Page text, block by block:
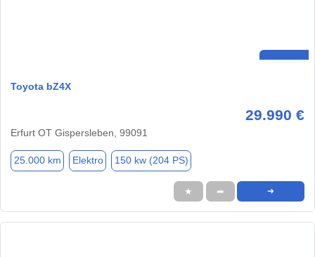
Toyota bZ4X
29.990 €
Erfurt OT Gispersleben, 99091
25.000 km Elektro 150 kw (204 PS)
★ ➦ ➜